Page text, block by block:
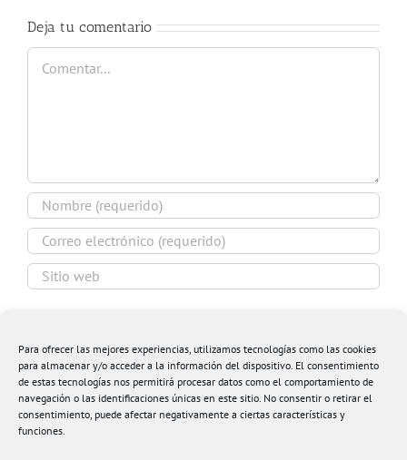
Para ofrecer las mejores experiencias, utilizamos tecnologías como las cookies
para almacenar y/o acceder a la información del dispositivo. El consentimiento
de estas tecnologías nos permitirá procesar datos como el comportamiento de
navegación o las identificaciones únicas en este sitio. No consentir o retirar el
consentimiento, puede afectar negativamente a ciertas características y
funciones.
Deja tu comentario
Comentar
navegador para la próxima vez que comente.